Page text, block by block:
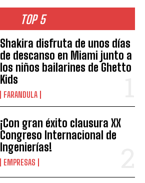
TOP 5
Shakira disfruta de unos días
de descanso en Miami junto a
los niños bailarines de Ghetto
Kids
FARANDULA
¡Con gran éxito clausura XX
Congreso Internacional de
Ingenierías!
EMPRESAS